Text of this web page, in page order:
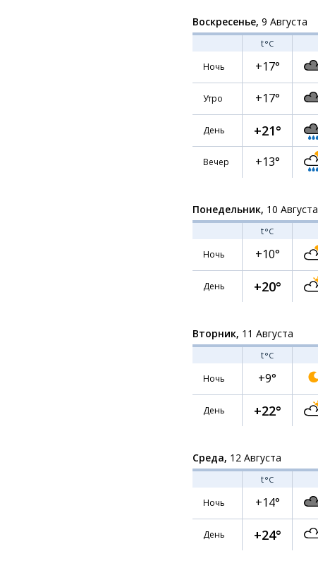
Воскресенье, 9 Августа
t°C
Ночь
+17°
Утро +17°
День +21°
Вечер +13°
Понедельник, 10 Августа
t°C
Ночь
+10°
День +20°
Вторник, 11 Августа
t°C
Ночь
+9°
День +22°
Среда, 12 Августа
t°C
Ночь
+14°
День +24°